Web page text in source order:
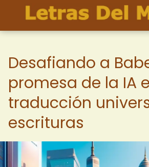
Desafiando a
promesa de la IA
traducción
escrituras